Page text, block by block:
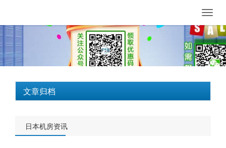
文章归档
日本机房资讯